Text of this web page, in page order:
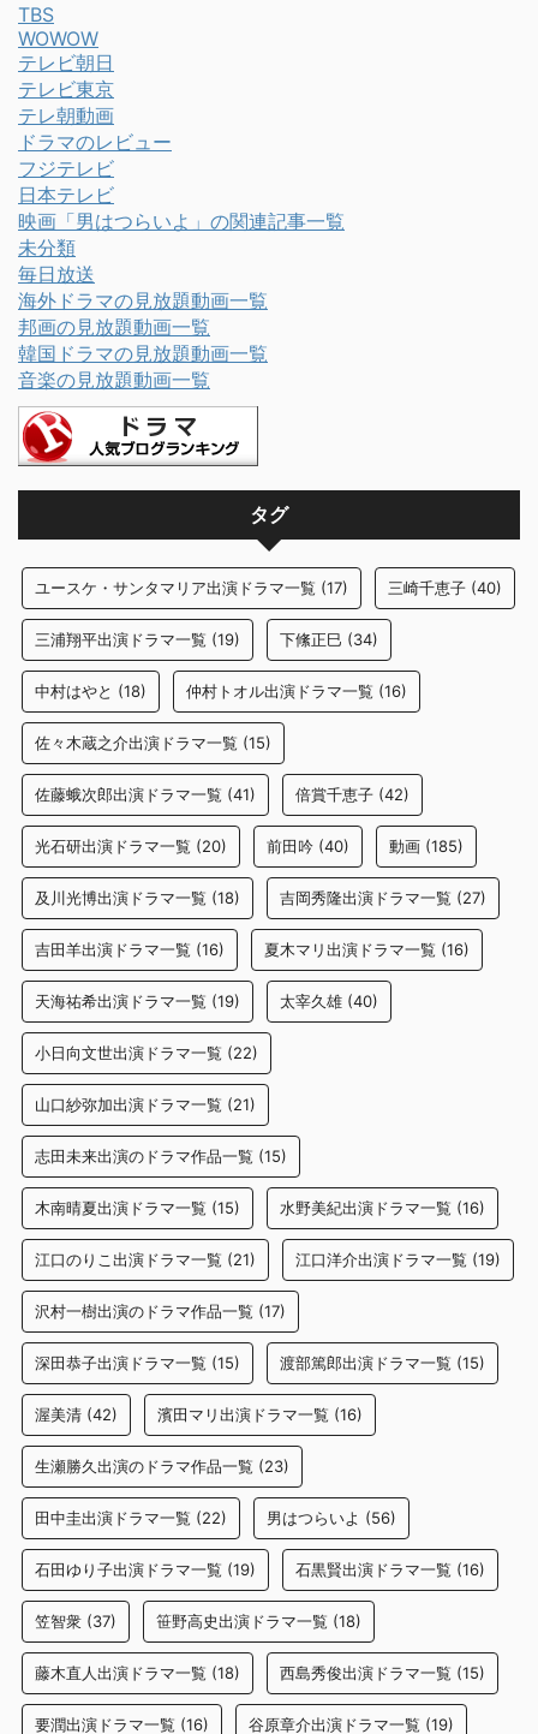
TBS
WOWOW
テレビ朝日
テレビ東京
テレ朝動画
ドラマのレビュー
フジテレビ
日本テレビ
映画「男はつらいよ」の関連記事一覧
未分類
毎日放送
海外ドラマの見放題動画一覧
邦画の見放題動画一覧
韓国ドラマの見放題動画一覧
音楽の見放題動画一覧
タグ
ユースケ・サンタマリア出演ドラマ一覧 (17) 三崎千恵子 (40)
三浦翔平出演ドラマ一覧 (19) 下絛正巳 (34)
中村はやと (18) 仲村トオル出演ドラマ一覧 (16)
佐々木蔵之介出演ドラマ一覧 (15)
佐藤蛾次郎出演ドラマ一覧 (41) 倍賞千恵子 (42)
光石研出演ドラマ一覧 (20) 前田吟 (40) 動画 (185)
及川光博出演ドラマ一覧 (18) 吉岡秀隆出演ドラマ一覧 (27)
吉田羊出演ドラマ一覧 (16) 夏木マリ出演ドラマ一覧 (16)
天海祐希出演ドラマ一覧 (19) 太宰久雄 (40)
小日向文世出演ドラマ一覧 (22)
山口紗弥加出演ドラマ一覧 (21)
志田未来出演のドラマ作品一覧 (15)
木南晴夏出演ドラマ一覧 (15) 水野美紀出演ドラマ一覧 (16)
江口のりこ出演ドラマ一覧 (21) 江口洋介出演ドラマ一覧 (19)
沢村一樹出演のドラマ作品一覧 (17)
深田恭子出演ドラマ一覧 (15) 渡部篤郎出演ドラマ一覧 (15)
渥美清 (42) 濱田マリ出演ドラマ一覧 (16)
生瀬勝久出演のドラマ作品一覧 (23)
田中圭出演ドラマ一覧 (22) 男はつらいよ (56)
石田ゆり子出演ドラマ一覧 (19) 石黒賢出演ドラマ一覧 (16)
笠智衆 (37) 笹野高史出演ドラマ一覧 (18)
藤木直人出演ドラマ一覧 (18) 西島秀俊出演ドラマ一覧 (15)
要潤出演ドラマ一覧 (16) 谷原章介出演ドラマ一覧 (19)